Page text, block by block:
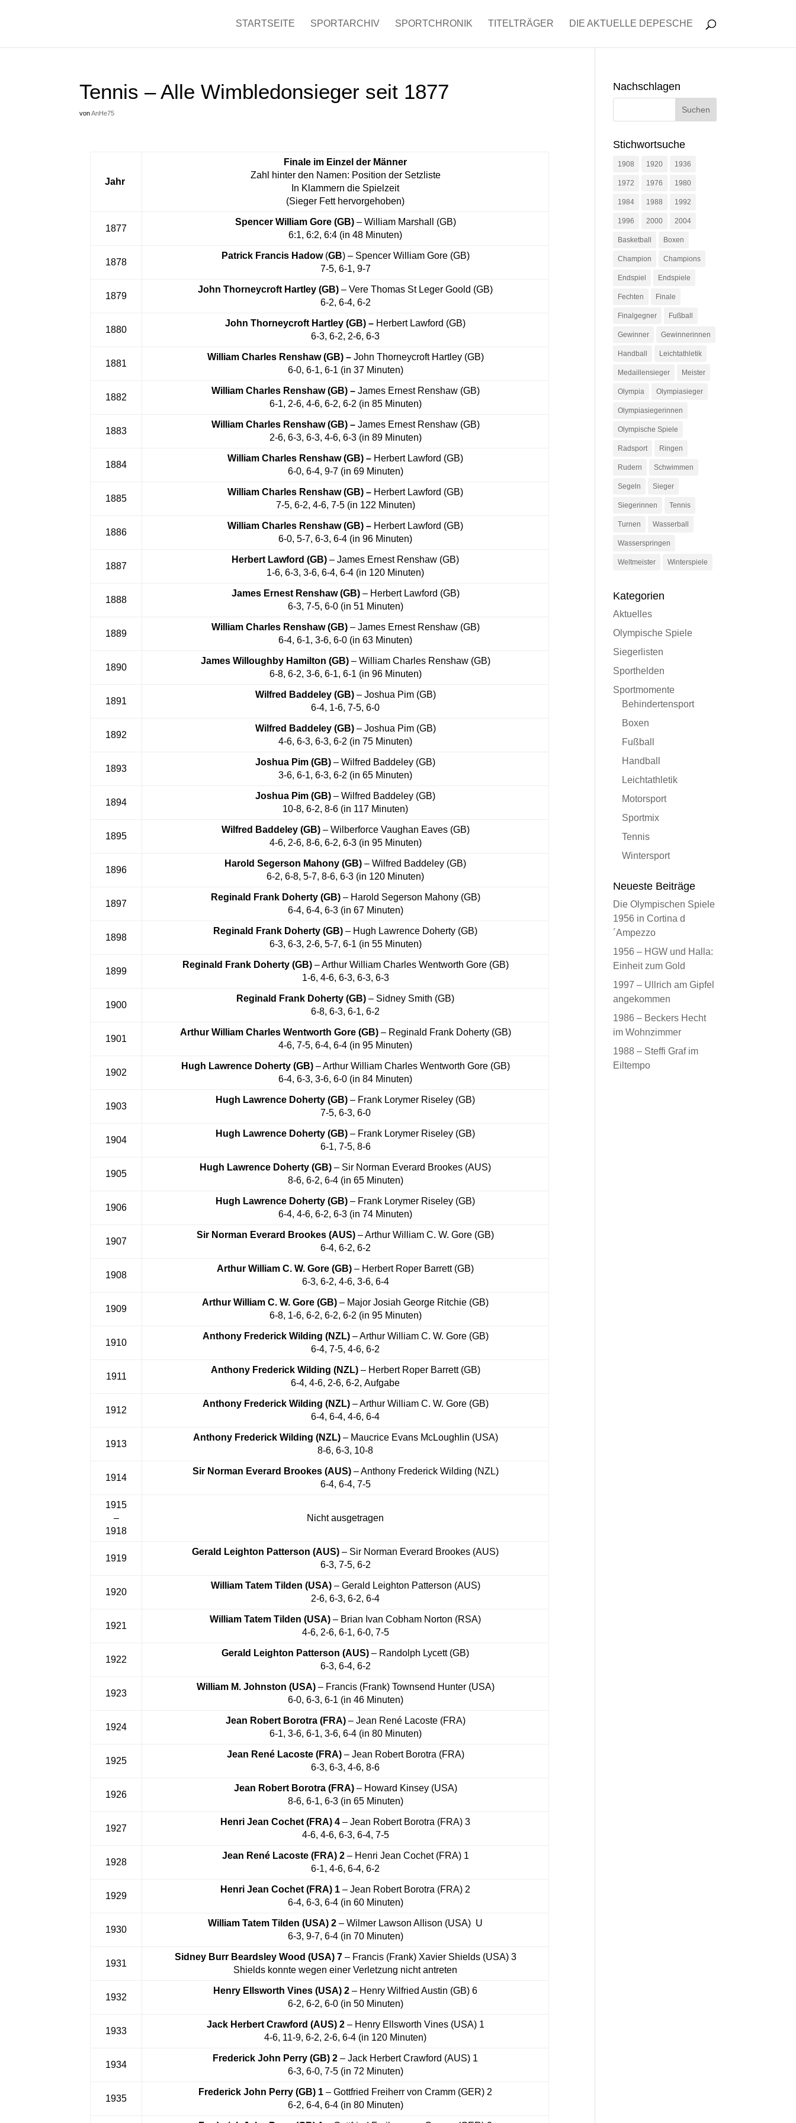
STARTSEITE SPORTARCHIV SPORTCHRONIK TITELTRÄGER DIE AKTUELLE DEPESCHE
Tennis – Alle Wimbledonsieger seit 1877
vonAnHe75
Jahr
Finale im Einzel der Männer
Zahl hinter den Namen: Position der Setzliste
In Klammern die Spielzeit
(Sieger Fett hervorgehoben)
1877
Spencer William Gore (GB)– William Marshall (GB)
6:1, 6:2, 6:4 (in 48 Minuten)
1878
Patrick Francis Hadow(GB) – Spencer William Gore (GB)
7-5, 6-1, 9-7
1879
John Thorneycroft Hartley (GB)– Vere Thomas St Leger Goold (GB)
6-2, 6-4, 6-2
1880
John Thorneycroft Hartley (GB) – Herbert Lawford (GB)
6-3, 6-2, 2-6, 6-3
1881
William Charles Renshaw (GB) – John Thorneycroft Hartley (GB)
6-0, 6-1, 6-1 (in 37 Minuten)
1882
William Charles Renshaw (GB) – James Ernest Renshaw (GB)
6-1, 2-6, 4-6, 6-2, 6-2 (in 85 Minuten)
1883
William Charles Renshaw (GB) – James Ernest Renshaw (GB)
2-6, 6-3, 6-3, 4-6, 6-3 (in 89 Minuten)
1884
William Charles Renshaw (GB) – Herbert Lawford (GB)
6-0, 6-4, 9-7 (in 69 Minuten)
1885
William Charles Renshaw (GB) – Herbert Lawford (GB)
7-5, 6-2, 4-6, 7-5 (in 122 Minuten)
1886
William Charles Renshaw (GB) – Herbert Lawford (GB)
6-0, 5-7, 6-3, 6-4 (in 96 Minuten)
1887
Herbert Lawford (GB) – James Ernest Renshaw (GB)
1-6, 6-3, 3-6, 6-4, 6-4 (in 120 Minuten)
1888
James Ernest Renshaw (GB)– Herbert Lawford (GB)
6-3, 7-5, 6-0 (in 51 Minuten)
1889
William Charles Renshaw (GB)– James Ernest Renshaw (GB)
6-4, 6-1, 3-6, 6-0 (in 63 Minuten)
1890
James Willoughby Hamilton (GB)– William Charles Renshaw (GB)
6-8, 6-2, 3-6, 6-1, 6-1 (in 96 Minuten)
1891
Wilfred Baddeley (GB)– Joshua Pim (GB)
6-4, 1-6, 7-5, 6-0
1892
Wilfred Baddeley (GB)– Joshua Pim (GB)
4-6, 6-3, 6-3, 6-2 (in 75 Minuten)
1893
Joshua Pim (GB) – Wilfred Baddeley (GB)
3-6, 6-1, 6-3, 6-2 (in 65 Minuten)
1894
Joshua Pim (GB) – Wilfred Baddeley (GB)
10-8, 6-2, 8-6 (in 117 Minuten)
1895
Wilfred Baddeley (GB)– Wilberforce Vaughan Eaves (GB)
4-6, 2-6, 8-6, 6-2, 6-3 (in 95 Minuten)
1896
Harold Segerson Mahony (GB) – Wilfred Baddeley (GB)
6-2, 6-8, 5-7, 8-6, 6-3 (in 120 Minuten)
1897
Reginald Frank Doherty (GB)– Harold Segerson Mahony (GB)
6-4, 6-4, 6-3 (in 67 Minuten)
1898
Reginald Frank Doherty (GB) – Hugh Lawrence Doherty (GB)
6-3, 6-3, 2-6, 5-7, 6-1 (in 55 Minuten)
1899
Reginald Frank Doherty (GB)– Arthur William Charles Wentworth Gore (GB)
1-6, 4-6, 6-3, 6-3, 6-3
1900
Reginald Frank Doherty (GB) – Sidney Smith (GB)
6-8, 6-3, 6-1, 6-2
1901
Arthur William Charles Wentworth Gore (GB)– Reginald Frank Doherty (GB)
4-6, 7-5, 6-4, 6-4 (in 95 Minuten)
1902
Hugh Lawrence Doherty (GB)– Arthur William Charles Wentworth Gore (GB)
6-4, 6-3, 3-6, 6-0 (in 84 Minuten)
1903
Hugh Lawrence Doherty (GB) – Frank Lorymer Riseley (GB)
7-5, 6-3, 6-0
1904
Hugh Lawrence Doherty (GB) – Frank Lorymer Riseley (GB)
6-1, 7-5, 8-6
1905
Hugh Lawrence Doherty (GB) – Sir Norman Everard Brookes (AUS)
8-6, 6-2, 6-4 (in 65 Minuten)
1906
Hugh Lawrence Doherty (GB) – Frank Lorymer Riseley (GB)
6-4, 4-6, 6-2, 6-3 (in 74 Minuten)
1907
Sir Norman Everard Brookes (AUS) – Arthur William C. W. Gore (GB)
6-4, 6-2, 6-2
1908
Arthur William C. W. Gore (GB) – Herbert Roper Barrett (GB)
6-3, 6-2, 4-6, 3-6, 6-4
1909
Arthur William C. W. Gore (GB) – Major Josiah George Ritchie (GB)
6-8, 1-6, 6-2, 6-2, 6-2 (in 95 Minuten)
1910
Anthony Frederick Wilding (NZL)– Arthur William C. W. Gore (GB)
6-4, 7-5, 4-6, 6-2
1911
Anthony Frederick Wilding (NZL)– Herbert Roper Barrett (GB)
6-4, 4-6, 2-6, 6-2, Aufgabe
1912
Anthony Frederick Wilding (NZL)– Arthur William C. W. Gore (GB)
6-4, 6-4, 4-6, 6-4
1913
Anthony Frederick Wilding (NZL)– Maucrice Evans McLoughlin (USA)
8-6, 6-3, 10-8
1914
Sir Norman Everard Brookes (AUS)– Anthony Frederick Wilding (NZL)
6-4, 6-4, 7-5
1915
–
1918
Nicht ausgetragen
1919
Gerald Leighton Patterson (AUS) – Sir Norman Everard Brookes (AUS)
6-3, 7-5, 6-2
1920
William Tatem Tilden (USA)– Gerald Leighton Patterson (AUS)
2-6, 6-3, 6-2, 6-4
1921
William Tatem Tilden (USA) – Brian Ivan Cobham Norton (RSA)
4-6, 2-6, 6-1, 6-0, 7-5
1922
Gerald Leighton Patterson (AUS) – Randolph Lycett (GB)
6-3, 6-4, 6-2
1923
William M. Johnston (USA)– Francis (Frank) Townsend Hunter (USA)
6-0, 6-3, 6-1 (in 46 Minuten)
1924
Jean Robert Borotra (FRA)– Jean René Lacoste (FRA)
6-1, 3-6, 6-1, 3-6, 6-4 (in 80 Minuten)
1925
Jean René Lacoste (FRA)– Jean Robert Borotra (FRA)
6-3, 6-3, 4-6, 8-6
1926
Jean Robert Borotra (FRA)– Howard Kinsey (USA)
8-6, 6-1, 6-3 (in 65 Minuten)
1927
Henri Jean Cochet (FRA) 4 – Jean Robert Borotra (FRA) 3
4-6, 4-6, 6-3, 6-4, 7-5
1928
Jean René Lacoste (FRA) 2– Henri Jean Cochet (FRA) 1
6-1, 4-6, 6-4, 6-2
1929
Henri Jean Cochet (FRA) 1 – Jean Robert Borotra (FRA) 2
6-4, 6-3, 6-4 (in 60 Minuten)
1930
William Tatem Tilden (USA) 2 – Wilmer Lawson Allison (USA) U
6-3, 9-7, 6-4 (in 70 Minuten)
1931
Sidney Burr Beardsley Wood (USA) 7– Francis (Frank) Xavier Shields (USA) 3
Shields konnte wegen einer Verletzung nicht antreten
1932
Henry Ellsworth Vines (USA) 2 – Henry Wilfried Austin (GB) 6
6-2, 6-2, 6-0 (in 50 Minuten)
1933
Jack Herbert Crawford (AUS) 2– Henry Ellsworth Vines (USA) 1
4-6, 11-9, 6-2, 2-6, 6-4 (in 120 Minuten)
1934
Frederick John Perry (GB) 2 – Jack Herbert Crawford (AUS) 1
6-3, 6-0, 7-5 (in 72 Minuten)
1935
Frederick John Perry (GB) 1 – Gottfried Freiherr von Cramm (GER) 2
6-2, 6-4, 6-4 (in 80 Minuten)
Nachschlagen
Stichwortsuche
1908 1920 1936
1972 1976 1980
1984 1988 1992
1996 2000 2004
Basketball Boxen
Champion Champions
Endspiel Endspiele
Fechten Finale
Finalgegner Fußball
Gewinner Gewinnerinnen
Handball Leichtathletik
Medaillensieger Meister
Olympia Olympiasieger
Olympiasiegerinnen
Olympische Spiele
Radsport Ringen
Rudern Schwimmen
Segeln Sieger
Siegerinnen Tennis
Turnen Wasserball
Wasserspringen
Weltmeister Winterspiele
Kategorien
Aktuelles
Olympische Spiele
Siegerlisten
Sporthelden
Sportmomente
Behindertensport
Boxen
Fußball
Handball
Leichtathletik
Motorsport
Sportmix
Tennis
Wintersport
Neueste Beiträge
Die Olympischen Spiele
1956 in Cortina d
´Ampezzo
1956 – HGW und Halla:
Einheit zum Gold
1997 – Ullrich am Gipfel
angekommen
1986 – Beckers Hecht
im Wohnzimmer
1988 – Steffi Graf im
Eiltempo